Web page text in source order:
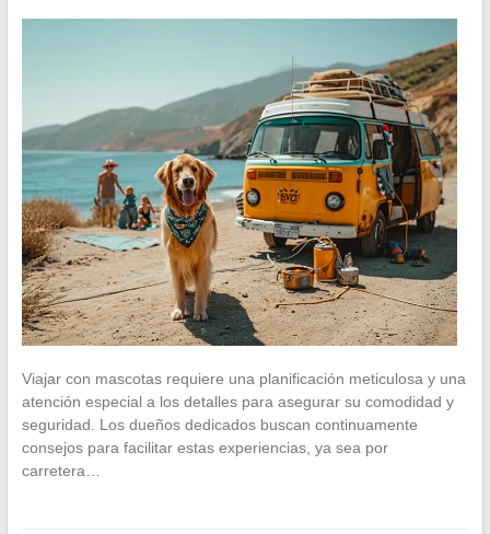
Viajar con mascotas requiere una planificación meticulosa y una
atención especial a los detalles para asegurar su comodidad y
seguridad. Los dueños dedicados buscan continuamente
consejos para facilitar estas experiencias, ya sea por
carretera…